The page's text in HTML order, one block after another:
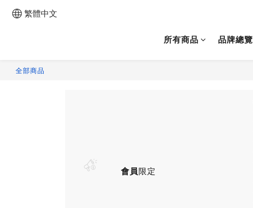
繁體中文
所有商品 品牌總覽
全部商品
會員限定